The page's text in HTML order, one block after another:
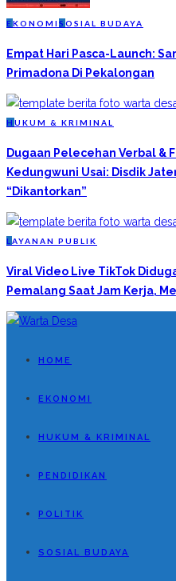
EKONOMI S OSIAL BUDAYA
Empat Hari Pasca-Launch:
Primadona Di Pekalongan
H UKUM & KRIMINAL
Dugaan Pelecehan Verbal &
Kedungwuni Usai: Disdik
“Dikantorkan”
L AYANAN PUBLIK
Viral Video Live TikTok
Pemalang Saat Jam Kerja,
HOME
EKONOMI
HUKUM & KRIMINAL
PENDIDIKAN
POLITIK
SOSIAL BUDAYA